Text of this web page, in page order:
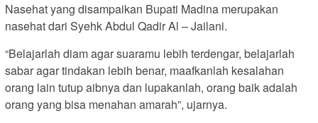
Nasehat yang disampaikan Bupati Madina merupakan
nasehat dari Syehk Abdul Qadir Al – Jailani.
“Belajarlah diam agar suaramu lebih terdengar, belajarlah
sabar agar tindakan lebih benar, maafkanlah kesalahan
orang lain tutup aibnya dan lupakanlah, orang baik adalah
orang yang bisa menahan amarah”, ujarnya.